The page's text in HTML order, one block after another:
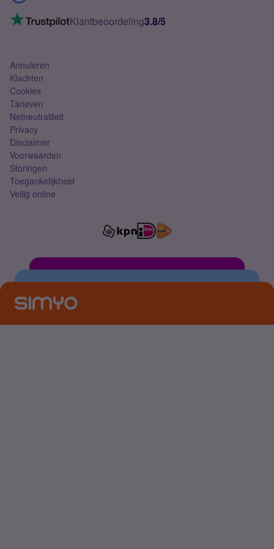
Mobiel internet
Mobiel abonnement
VoLTE 4G bellenKlantbeoordeling3.8/5
Annuleren
Klachten
Cookies
Tarieven
Netneutraliteit
Privacy
Disclaimer
Voorwaarden
Storingen
Toegankelijkheid
Veilig online